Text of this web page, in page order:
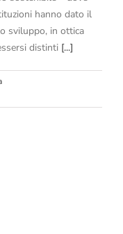
hanno dato il
sviluppo, in ottica
distinti [...]